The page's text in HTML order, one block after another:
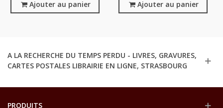
Ajouter au panier
Italie, Pays-Bas, Hollande, Art
Sacré,
Ajouter au panier
A LA RECHERCHE DU TEMPS PERDU - LIVRES, GRAVURES,
CARTES POSTALES LIBRAIRIE EN LIGNE, STRASBOURG
PRODUITS